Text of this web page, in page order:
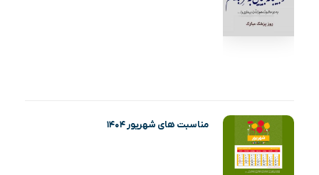
مناسبت های شهریور ۱۴۰۴